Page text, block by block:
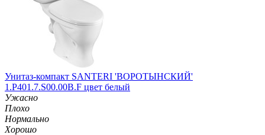
Унитаз-компакт SANTERI 'ВОРОТЫНСКИЙ'
1.P401.7.S00.00B.F цвет белый
Ужасно
Плохо
Нормально
Хорошо